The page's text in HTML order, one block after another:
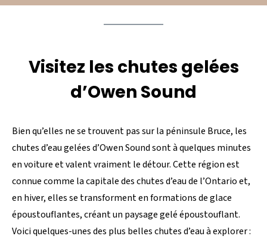
Visitez les chutes gelées
d’Owen Sound
Bien qu’elles ne se trouvent pas sur la péninsule Bruce, les
chutes d’eau gelées d’Owen Sound sont à quelques minutes
en voiture et valent vraiment le détour. Cette région est
connue comme la capitale des chutes d’eau de l’Ontario et,
en hiver, elles se transforment en formations de glace
époustouflantes, créant un paysage gelé époustouflant.
Voici quelques-unes des plus belles chutes d’eau à explorer :